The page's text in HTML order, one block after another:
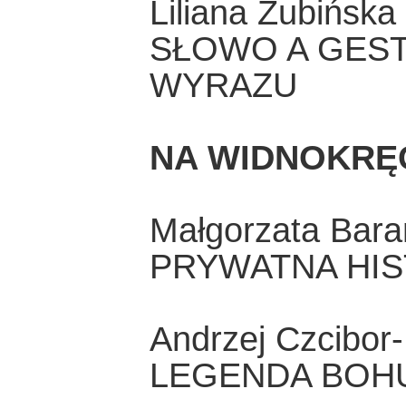
Liliana Zubińska
SŁOWO A
WYRAZU
NA
Małgorzata
PRYWATNA
Andrzej
LEGENDA